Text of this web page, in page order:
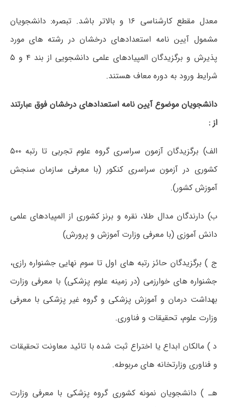
معدل مقطع کارشناسی ۱۶ و بالاتر باشد. تبصره: دانشجویان
مشمول آیین نامه استعدادهای درخشان در رشته های مورد
پذیرش و برگزیدگان المپیادهای علمی دانشجویی از بند ۴ و ۵
شرایط ورود به دوره معاف هستند.
دانشجویان موضوع آیین نامه استعدادهای درخشان فوق عبارتند
از :
الف) برگزیدگان آزمون سراسری گروه علوم تجربی تا رتبه ۵۰۰
کشوری در آزمون سراسری کنکور (با معرفی سازمان سنجش
آموزش کشور).
ب) دارندگان مدال طلا، نقره و برنز کشوری از المپیادهای علمی
دانش آموزی (با معرفی وزارت آموزش و پرورش)
ج ) برگزیدگان حائز رتبه های اول تا سوم نهایی جشنواره رازی،
جشنواره های خوارزمی (در زمینه علوم پزشکی) با معرفی وزارت
بهداشت درمان و آموزش پزشکی و گروه غیر پزشکی با معرفی
وزارت علوم، تحقیقات و فناوری.
د ) مالکان ابداع یا اختراع ثبت شده با تائید معاونت تحقیقات
و فناوری وزارتخانه های مربوطه.
هـ ) دانشجویان نمونه کشوری گروه پزشکی با معرفی وزارت